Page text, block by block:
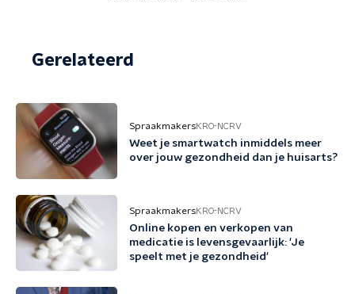
Gerelateerd
SpraakmakersKRO-NCRV
Weet je smartwatch inmiddels meer
over jouw gezondheid dan je huisarts?
SpraakmakersKRO-NCRV
Online kopen en verkopen van
medicatie is levensgevaarlijk: 'Je
speelt met je gezondheid'